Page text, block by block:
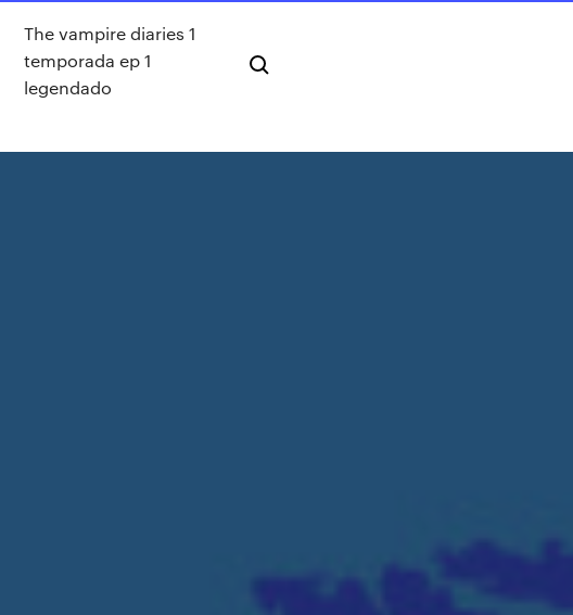
The vampire diaries 1
temporada ep 1
legendado